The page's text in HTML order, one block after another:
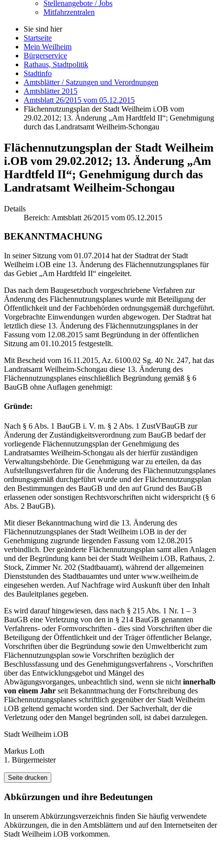
Stellenangebote / Jobs
Mitfahrzentralen
Sie sind hier
Startseite
Mein Weilheim
Bürgerservice
Rathaus, Stadtpolitik
Stadtinfo
Amtsblätter / Satzungen und Verordnungen
Amtsblätter 2015
Amtsblatt 26/2015 vom 05.12.2015
Flächennutzungsplan der Stadt Weilheim i.OB vom
29.02.2012; 13. Änderung „Am Hardtfeld II“; Genehmigung
durch das Landratsamt Weilheim-Schongau
Flächennutzungsplan der Stadt Weilheim
i.OB vom 29.02.2012; 13. Änderung „Am
Hardtfeld II“; Genehmigung durch das
Landratsamt Weilheim-Schongau
Details
Bereich: Amtsblatt 26/2015 vom 05.12.2015
BEKANNTMACHUNG
In seiner Sitzung vom 01.07.2014 hat der Stadtrat der Stadt
Weilheim i.OB eine 13. Änderung des Flächennutzungsplanes für
das Gebiet „Am Hardtfeld II“ eingeleitet.
Das nach dem Baugesetzbuch vorgeschriebene Verfahren zur
Änderung des Flächennutzungsplanes wurde mit Beteiligung der
Öffentlichkeit und der Fachbehörden ordnungsgemäß durchgeführt.
Vorgebrachte Einwendungen wurden abgewogen. Der Stadtrat hat
letztlich diese 13. Änderung des Flächennutzungsplanes in der
Fassung vom 12.08.2015 samt Begründung in der öffentlichen
Sitzung am 01.10.2015 festgestellt.
Mit Bescheid vom 16.11.2015, Az. 6100.02 Sg. 40 Nr. 247, hat das
Landratsamt Weilheim-Schongau diese 13. Änderung des
Flächennutzungsplanes einschließlich Begründung gemäß § 6
BauGB ohne Auflagen genehmigt:
Gründe:
Nach § 6 Abs. 1 BauGB i. V. m. § 2 Abs. 1 ZustVBauGB zur
Änderung der Zuständigkeitsverordnung zum BauGB bedarf der
vorliegende Flächennutzungsplan der Genehmigung des
Landratsamtes Weilheim-Schongau als der hierfür zuständigen
Verwaltungsbehörde. Die Genehmigung war zu erteilen, da das
Aufstellungsverfahren für die Änderung des Flächennutzungsplanes
ordnungsgemäß durchgeführt wurde und der Flächennutzungsplan
den Bestimmungen des BauGB und den auf Grund des BauGB
erlassenen oder sonstigen Rechtsvorschriften nicht widerspricht (§ 6
Abs. 2 BauGB).
Mit dieser Bekanntmachung wird die 13. Änderung des
Flächennutzungsplanes der Stadt Weilheim i.OB in der der
Genehmigung zugrunde liegenden Fassung vom 12.08.2015
verbindlich. Der geänderte Flächennutzungsplan samt allen Anlagen
und der Begründung kann bei der Stadt Weilheim i.OB, Rathaus, 2.
Stock, Zimmer Nr. 202 (Stadtbauamt), während der allgemeinen
Dienststunden des Stadtbauamtes und unter www.weilheim.de
eingesehen werden. Auf Nachfrage wird Auskunft über den Inhalt
des Bauleitplanes gegeben.
Es wird darauf hingewiesen, dass nach § 215 Abs. 1 Nr. 1 – 3
BauGB eine Verletzung von den in § 214 BauGB genannten
Verfahrens- oder Formvorschriften - dies sind Vorschriften über die
Beteiligung der Öffentlichkeit und der Träger öffentlicher Belange,
Vorschriften über die Begründung sowie den Umweltbericht zum
Flächennutzungsplan sowie Vorschriften bezüglich der
Beschlussfassung und des Genehmigungsverfahrens -, Vorschriften
über das Entwicklungsgebot und Mängel des
Abwägungsvorganges, unbeachtlich sind, wenn sie nicht innerhalb
von einem Jahr seit Bekanntmachung der Fortschreibung des
Flächennutzungsplanes schriftlich gegenüber der Stadt Weilheim
i.OB geltend gemacht worden sind. Der Sachverhalt, der die
Verletzung oder den Mangel begründen soll, ist dabei darzulegen.
Stadt Weilheim i.OB
Markus Loth
1. Bürgermeister
Seite drucken
Abkürzungen und ihre Bedeutungen
In unserem Abkürzungsverzeichnis finden Sie häufig verwendete
Abkürzungen, die in den Amtsblättern und auf den Internetseiten der
Stadt Weilheim i.OB vorkommen.